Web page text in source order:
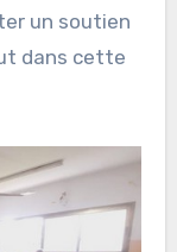
un soutien
dans cette